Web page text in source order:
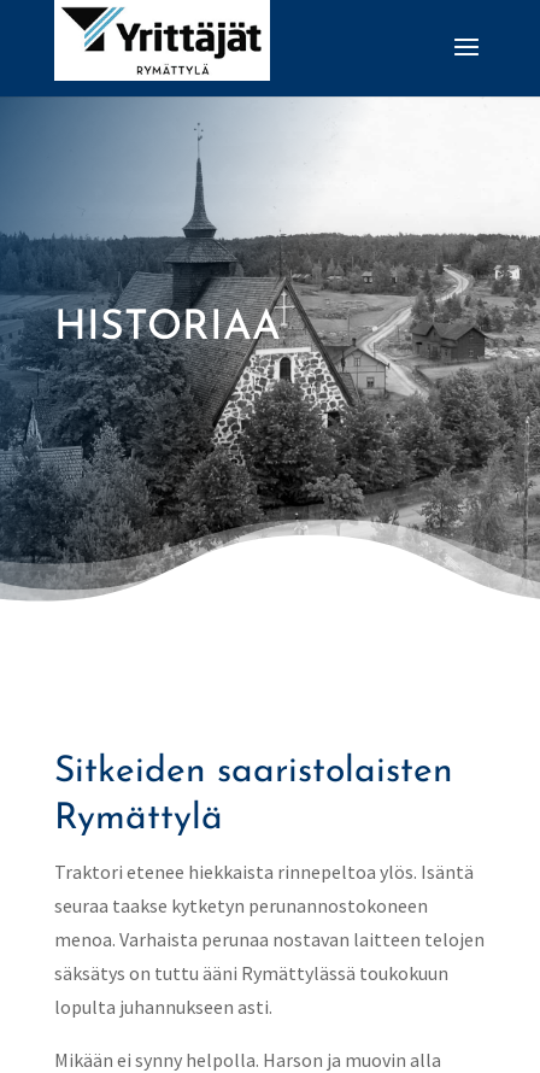
HISTORIAA
Sitkeiden saaristolaisten
Rymättylä
Traktori etenee hiekkaista rinnepeltoa ylös. Isäntä
seuraa taakse kytketyn perunannostokoneen
menoa. Varhaista perunaa nostavan laitteen telojen
säksätys on tuttu ääni Rymättylässä toukokuun
lopulta juhannukseen asti.
Mikään ei synny helpolla. Harson ja muovin alla